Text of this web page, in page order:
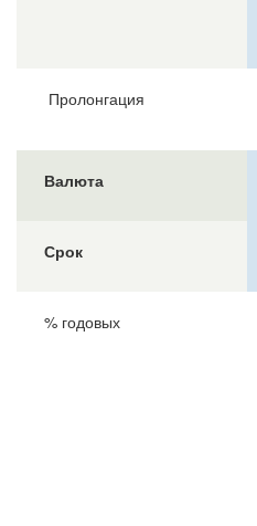
Пролонгация
Валюта
Срок
% годовых